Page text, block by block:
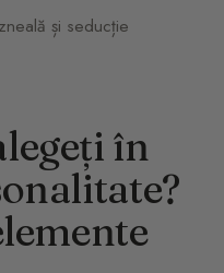
și seducție
în